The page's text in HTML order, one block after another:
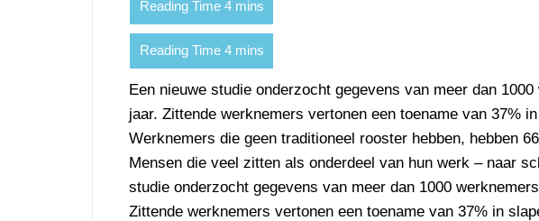
Een nieuwe studie onderzocht gegevens van meer dan
jaar. Zittende werknemers vertonen een toename van 37%
Werknemers die geen traditioneel rooster hebben, hebben
Mensen die veel zitten als onderdeel van hun werk – naar
studie onderzocht gegevens van meer dan 1000
Zittende werknemers vertonen een toename van 37% in